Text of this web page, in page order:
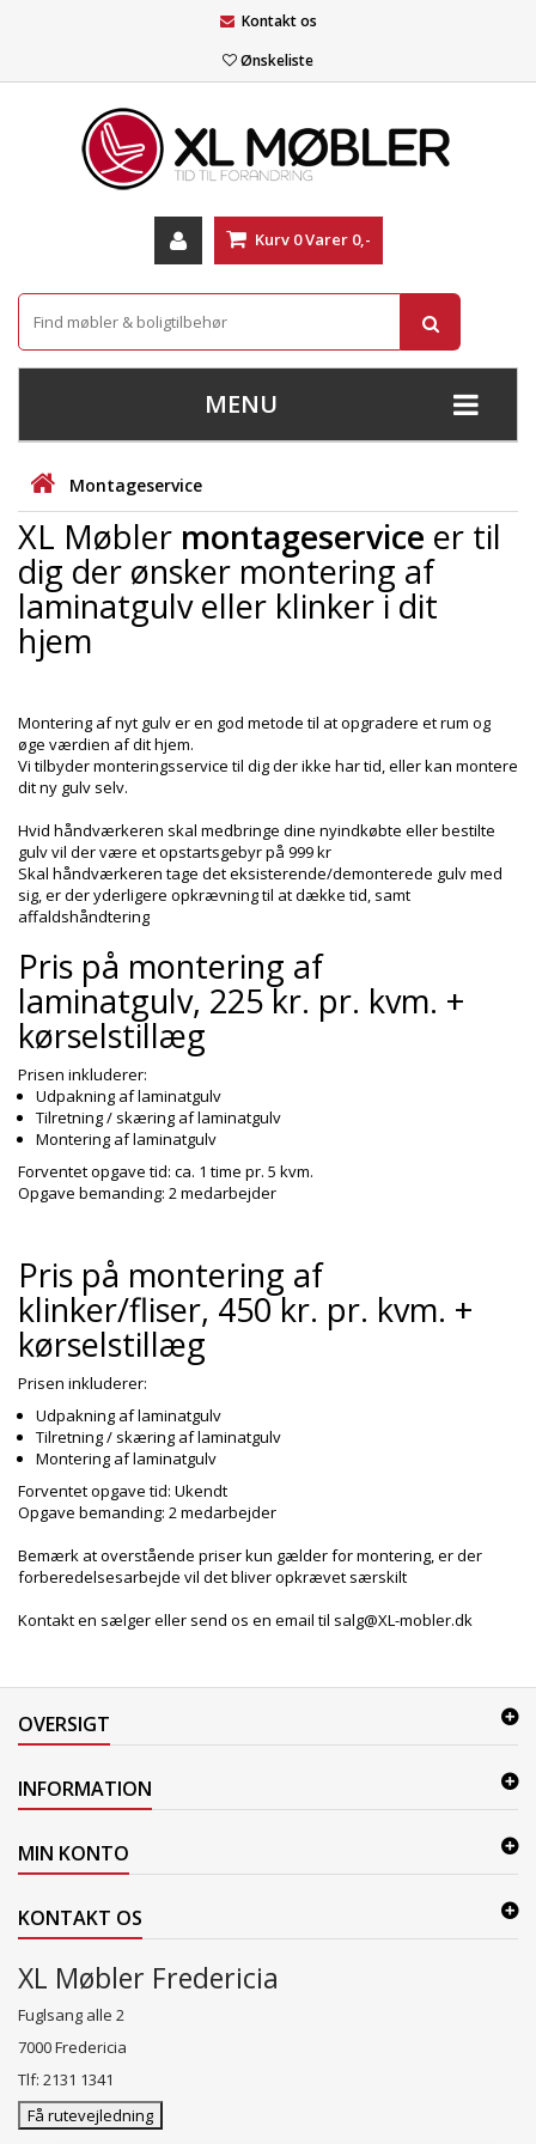
Kontakt os
Ønskeliste
Kurv 0Varer 0,-
MENU
+
STUE
+
SPISESTUE
SOVEVÆRELSE
KONTORMØBLER
TÆPPER
LAMPER
+
ENTREMØBLER
+
HAVEMØBLER
Montageservice
XL Møbler montageservice er til
dig der ønsker montering af
laminatgulv eller klinker i dit
hjem
Montering af nyt gulv er en god metode til at opgradere et rum og
øge værdien af dit hjem.
Vi tilbyder monteringsservice til dig der ikke har tid, eller kan montere
dit ny gulv selv.
Hvid håndværkeren skal medbringe dine nyindkøbte eller bestilte
gulv vil der være et opstartsgebyr på 999 kr
Skal håndværkeren tage det eksisterende/demonterede gulv med
sig, er der yderligere opkrævning til at dække tid, samt
affaldshåndtering
Pris på montering af
laminatgulv, 225 kr. pr. kvm. +
kørselstillæg
Prisen inkluderer:
Udpakning af laminatgulv
Tilretning / skæring af laminatgulv
Montering af laminatgulv
Forventet opgave tid: ca. 1 time pr. 5 kvm.
Opgave bemanding: 2 medarbejder
Pris på montering af
klinker/fliser, 450 kr. pr. kvm. +
kørselstillæg
Prisen inkluderer:
Udpakning af laminatgulv
Tilretning / skæring af laminatgulv
Montering af laminatgulv
Forventet opgave tid: Ukendt
Opgave bemanding: 2 medarbejder
Bemærk at overstående priser kun gælder for montering, er der
forberedelsesarbejde vil det bliver opkrævet særskilt
Kontakt en sælger eller send os en email til salg@XL-mobler.dk
OVERSIGT
INFORMATION
MIN KONTO
KONTAKT OS
XL Møbler Fredericia
Fuglsang alle 2
7000 Fredericia
Tlf: 2131 1341
Få rutevejledning